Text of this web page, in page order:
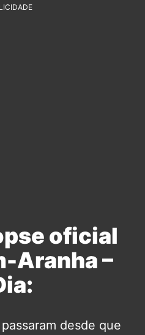
oficial
Aranha –
desde que